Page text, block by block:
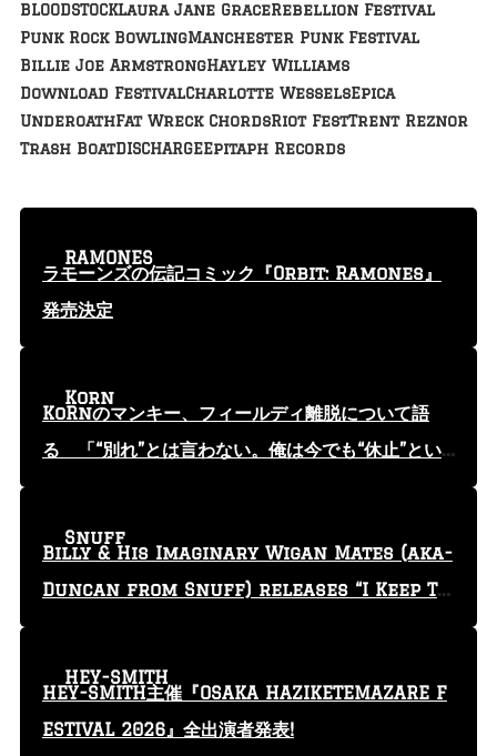
BLOODSTOCKLaura Jane GraceRebellion Festival
Punk Rock BowlingManchester Punk Festival
Billie Joe ArmstrongHayley Williams
Download FestivalCharlotte WesselsEpica
UnderoathFat Wreck ChordsRiot FestTrent Reznor
Trash BoatDISCHARGEEpitaph Records
ラモーンズの伝記コミック『Orbit: Ramones』
発売決定
RAMONES
KoRnのマンキー、フィールディ離脱について語
る 「“別れ”とは言わない。俺は今でも“休止”とい
Korn
Billy & His Imaginary Wigan Mates (aka-
Duncan from Snuff) releases “I Keep Tr
Snuff
HEY-SMITH主催『OSAKA HAZIKETEMAZARE F
ESTIVAL 2026』全出演者発表!
HEY-SMITH